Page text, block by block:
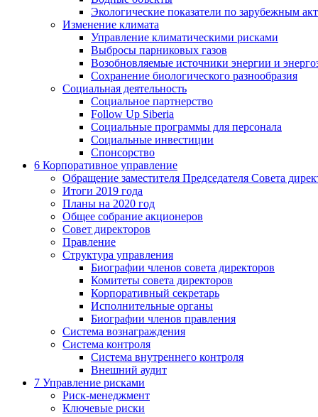
Экологические показатели по зарубежным
Изменение климата
Управление климатическими рисками
Выбросы парниковых газов
Возобновляемые источники энергии и
Сохранение биологического разнообразия
Социальная деятельность
Социальное партнерство
Follow Up Siberia
Социальные программы для персонала
Социальные инвестиции
Спонсорство
6 Корпоративное управление
Обращение заместителя Председателя Совета
Итоги 2019 года
Планы на 2020 год
Общее собрание акционеров
Совет директоров
Правление
Структура управления
Биографии членов совета директоров
Комитеты совета директоров
Корпоративный секретарь
Исполнительные органы
Биографии членов правления
Система вознаграждения
Система контроля
Система внутреннего контроля
Внешний аудит
7 Управление рисками
Риск-менеджмент
Ключевые риски